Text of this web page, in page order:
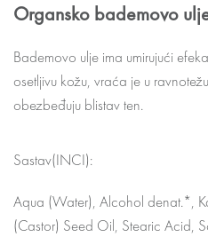
Organsko bademovo
Bademovo ulje ima umirujući
osetljivu kožu, vraća je u
obezbeđuju blistav ten.
Sastav(INCI):
Aqua (Water), Alcohol denat.*,
(Castor) Seed Oil, Stearic Acid,